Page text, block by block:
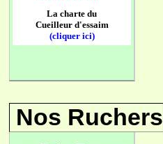
La charte du
Cueilleur d'essaim
(cliquer ici)
Nos Ruchers